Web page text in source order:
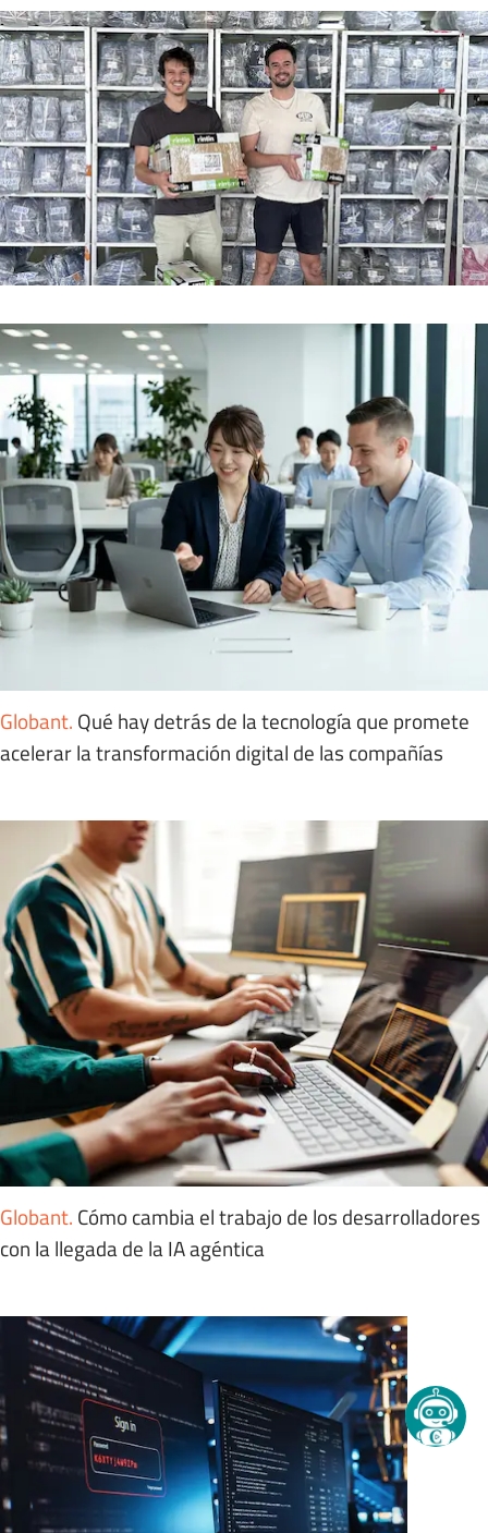
Globant. Qué hay detrás de la tecnología que promete
acelerar la transformación digital de las compañías
Globant. Cómo cambia el trabajo de los desarrolladores
con la llegada de la IA agéntica